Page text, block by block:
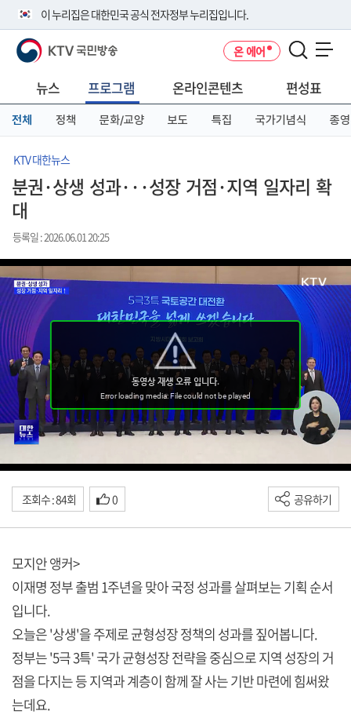
이 누리집은 대한민국 공식 전자정부 누리집입니다.
공식 누리집 주소 확인하기
니다.
이밖에 or.kr 또는 .kr등 다른 도메인 주소를 사용하고 있다면 아래 URL에
서 도메인 주소를 확인해 보세요
KTV 국민방송 온 에어
뉴스 프로그램 온라인콘텐츠 편성표
전체 정책 문화/교양 보도 특집 국가기념식 종영
KTV 대한뉴스
분권·상생 성과···성장 거점·지역 일자리 확
대
등록일 : 2026.06.01 20:25
조회수 : 84회 0 공유하기
모지안 앵커>
이재명 정부 출범 1주년을 맞아 국정 성과를 살펴보는 기획 순서
입니다.
오늘은 '상생'을 주제로 균형성장 정책의 성과를 짚어봅니다.
정부는 '5극 3특' 국가 균형성장 전략을 중심으로 지역 성장의 거
점을 다지는 등 지역과 계층이 함께 잘 사는 기반 마련에 힘써왔
는데요.